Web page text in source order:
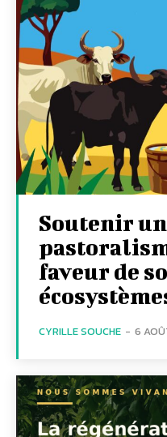
Soutenir un
faveur de
CYRILLE SOUCHE - 6